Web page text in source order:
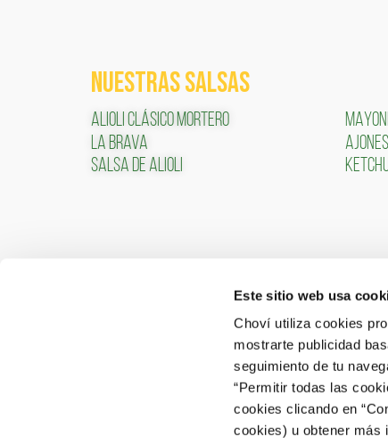
Este sitio web usa
Choví utiliza cookies
mostrarte publicidad
seguimiento de tu
“Permitir todas las
cookies clicando en
cookies) u obtener más
NUESTRAS SALSAS
ALIOLI CLÁSICO MORTERO
LA BRAVA
SALSA DE ALIOLI
Atención al Consumidor: 902 566 522